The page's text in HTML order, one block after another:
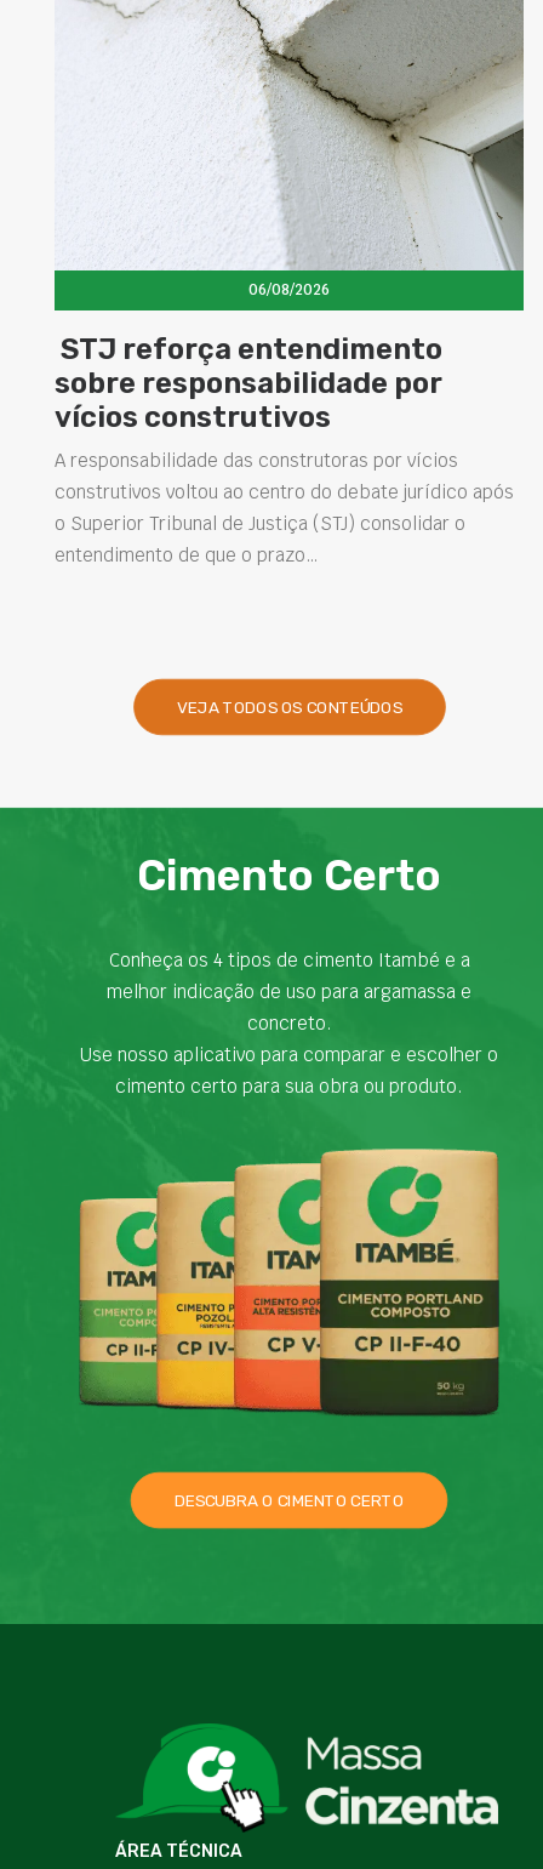
06/08/2026
STJ reforça entendimento
sobre responsabilidade por
vícios construtivos
A responsabilidade das construtoras por vícios
construtivos voltou ao centro do debate jurídico após
o Superior Tribunal de Justiça (STJ) consolidar o
entendimento de que o prazo…
VEJA TODOS OS CONTEÚDOS
Cimento Certo
Conheça os 4 tipos de cimento Itambé e a
melhor indicação de uso para argamassa e
concreto.
Use nosso aplicativo para comparar e escolher o
cimento certo para sua obra ou produto.
DESCUBRA O CIMENTO CERTO
ÁREA TÉCNICA